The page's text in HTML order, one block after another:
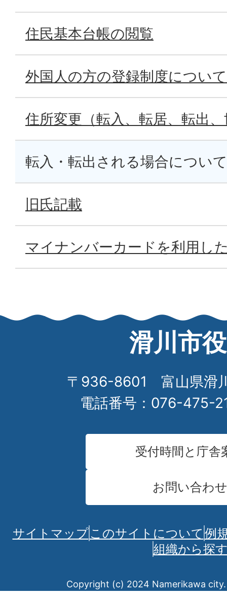
住民基本台帳の閲覧
外国人の方の登録制度について
住所変更（転入、転居、転出
転入・転出される場合について
旧氏記載
マイナンバーカードを利用し
滑川市
〒936-8601 富山県滑
電話番号：076-475-
受付時間と庁舎
お問い合わせ
サイトマップこのサイトについて 例
組織から探
Copyright (c) 2024 Namerikawa